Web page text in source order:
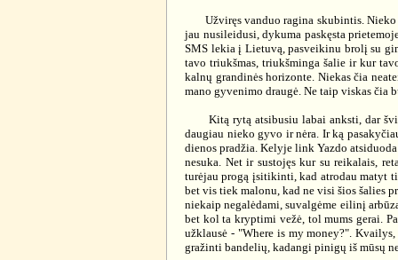
Užviręs vanduo ragina skubintis. Nieko
jau nusileidusi, dykuma paskęsta
SMS lekia į Lietuvą, pasveikinu brolį su
tavo triukšmas, triukšminga šalie ir kur
kalnų grandinės horizonte. Niekas čia
mano gyvenimo draugė. Ne taip viskas čia
Kitą rytą atsibusiu labai anksti, dar
daugiau nieko gyvo ir nėra. Ir ką
dienos pradžia. Kelyje link Yazdo
nesuka. Net ir sustojęs kur su reikalais,
turėjau progą įsitikinti, kad atrodau matyt
bet vis tiek malonu, kad ne visi šios šalies
niekaip negalėdami, suvalgėme eilinį
bet kol ta kryptimi vežė, tol mums gerai.
užklausė - "Where is my money?".
gražinti bandelių, kadangi pinigų iš mūsų